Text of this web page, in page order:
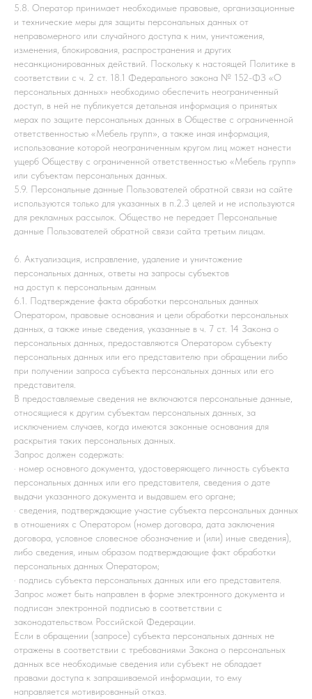
5.8. Оператор принимает необходимые правовые, организационные
и технические меры для защиты персональных данных от
неправомерного или случайного доступа к ним, уничтожения,
изменения, блокирования, распространения и других
несанкционированных действий. Поскольку к настоящей Политике в
соответствии с ч. 2 ст. 18.1 Федерального закона № 152-ФЗ «О
персональных данных» необходимо обеспечить неограниченный
доступ, в ней не публикуется детальная информация о принятых
мерах по защите персональных данных в Обществе с ограниченной
ответственностью «Мебель групп», а также иная информация,
использование которой неограниченным кругом лиц может нанести
ущерб Обществу с ограниченной ответственностью «Мебель групп»
или субъектам персональных данных.
5.9. Персональные данные Пользователей обратной связи на сайте
используются только для указанных в п.2.3 целей и не используются
для рекламных рассылок. Общество не передает Персональные
данные Пользователей обратной связи сайта третьим лицам.
6. Актуализация, исправление, удаление и уничтожение
персональных данных, ответы на запросы субъектов
на доступ к персональным данным
6.1. Подтверждение факта обработки персональных данных
Оператором, правовые основания и цели обработки персональных
данных, а также иные сведения, указанные в ч. 7 ст. 14 Закона о
персональных данных, предоставляются Оператором субъекту
персональных данных или его представителю при обращении либо
при получении запроса субъекта персональных данных или его
представителя.
В предоставляемые сведения не включаются персональные данные,
относящиеся к другим субъектам персональных данных, за
исключением случаев, когда имеются законные основания для
раскрытия таких персональных данных.
Запрос должен содержать:
· номер основного документа, удостоверяющего личность субъекта
персональных данных или его представителя, сведения о дате
выдачи указанного документа и выдавшем его органе;
· сведения, подтверждающие участие субъекта персональных данных
в отношениях с Оператором (номер договора, дата заключения
договора, условное словесное обозначение и (или) иные сведения),
либо сведения, иным образом подтверждающие факт обработки
персональных данных Оператором;
· подпись субъекта персональных данных или его представителя.
Запрос может быть направлен в форме электронного документа и
подписан электронной подписью в соответствии с
законодательством Российской Федерации.
Если в обращении (запросе) субъекта персональных данных не
отражены в соответствии с требованиями Закона о персональных
данных все необходимые сведения или субъект не обладает
правами доступа к запрашиваемой информации, то ему
направляется мотивированный отказ.